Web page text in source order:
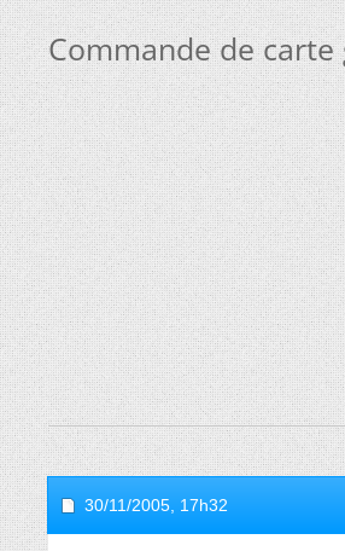
Commande de carte
30/11/2005, 17h32